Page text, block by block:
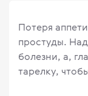
Потеря
простуды.
болезни, а,
тарелку,